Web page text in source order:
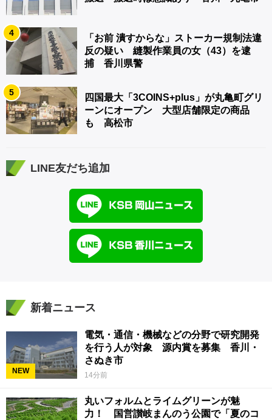
4
「お前 潰すからな」ストーカー規制法違
反の疑い 縫製作業員の女（43）を逮
捕 香川県警
5
四国最大「3COINS+plus」が丸亀町グリ
ーンにオープン 大型店舗限定の商品
も 高松市
LINE友だち追加
新着ニュース
NEW
電気・通信・機械などの分野で研究開発
を行う人が対象 源内賞を募集 香川・
さぬき市
14分前
丸いフォルムとライムグリーンが魅
力！ 国営讃岐まんのう公園で「夏のコ